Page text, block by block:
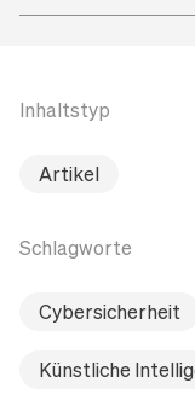
Inhaltstyp
Artikel
Schlagworte
Cybersicherheit
Künstliche